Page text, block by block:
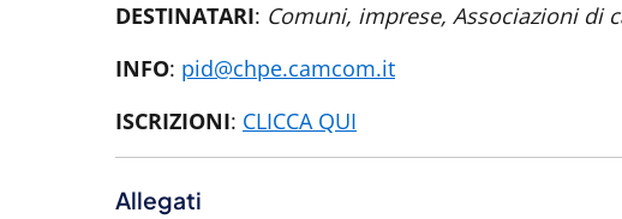
DESTINATARI: Comuni, imprese, Associazioni di
INFO: pid@chpe.camcom.it
ISCRIZIONI: CLICCA QUI
Allegati